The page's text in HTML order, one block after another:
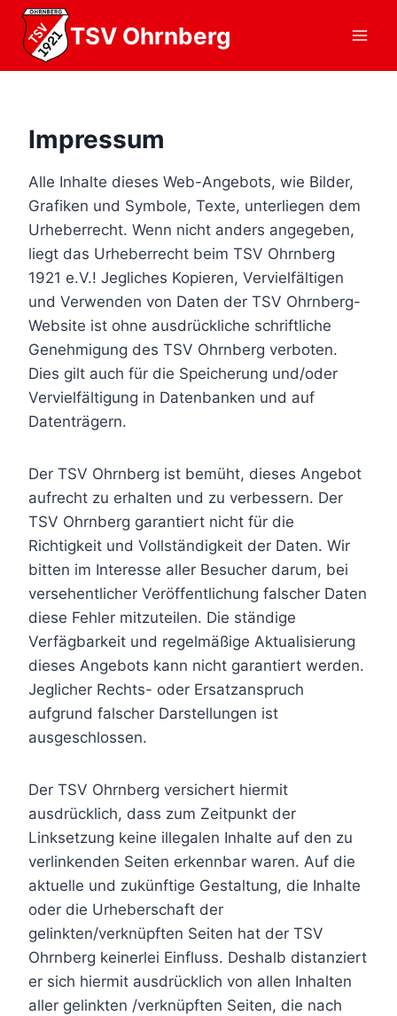
Zum
Inhalt
springen
TSV Ohrnberg
Impressum
Alle Inhalte dieses Web-Angebots, wie Bilder,
Grafiken und Symbole, Texte, unterliegen dem
Urheberrecht. Wenn nicht anders angegeben,
liegt das Urheberrecht beim TSV Ohrnberg
1921 e.V.! Jegliches Kopieren, Vervielfältigen
und Verwenden von Daten der TSV Ohrnberg-
Website ist ohne ausdrückliche schriftliche
Genehmigung des TSV Ohrnberg verboten.
Dies gilt auch für die Speicherung und/oder
Vervielfältigung in Datenbanken und auf
Datenträgern.
Der TSV Ohrnberg ist bemüht, dieses Angebot
aufrecht zu erhalten und zu verbessern. Der
TSV Ohrnberg garantiert nicht für die
Richtigkeit und Vollständigkeit der Daten. Wir
bitten im Interesse aller Besucher darum, bei
versehentlicher Veröffentlichung falscher Daten
diese Fehler mitzuteilen. Die ständige
Verfägbarkeit und regelmäßige Aktualisierung
dieses Angebots kann nicht garantiert werden.
Jeglicher Rechts- oder Ersatzanspruch
aufgrund falscher Darstellungen ist
ausgeschlossen.
Der TSV Ohrnberg versichert hiermit
ausdrücklich, dass zum Zeitpunkt der
Linksetzung keine illegalen Inhalte auf den zu
verlinkenden Seiten erkennbar waren. Auf die
aktuelle und zukünftige Gestaltung, die Inhalte
oder die Urheberschaft der
gelinkten/verknüpften Seiten hat der TSV
Ohrnberg keinerlei Einfluss. Deshalb distanziert
er sich hiermit ausdrücklich von allen Inhalten
aller gelinkten /verknüpften Seiten, die nach